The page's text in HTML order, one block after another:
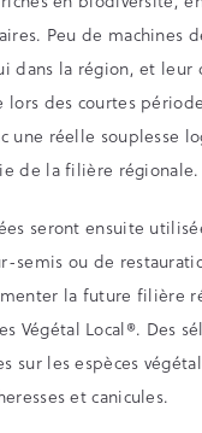
Peu de machines
dans la région, et
des courtes
une réelle souplesse
de la filière régionale.
seront ensuite
semis ou de
la future filière
Végétal Local®. Des
sur les espèces
et canicules.